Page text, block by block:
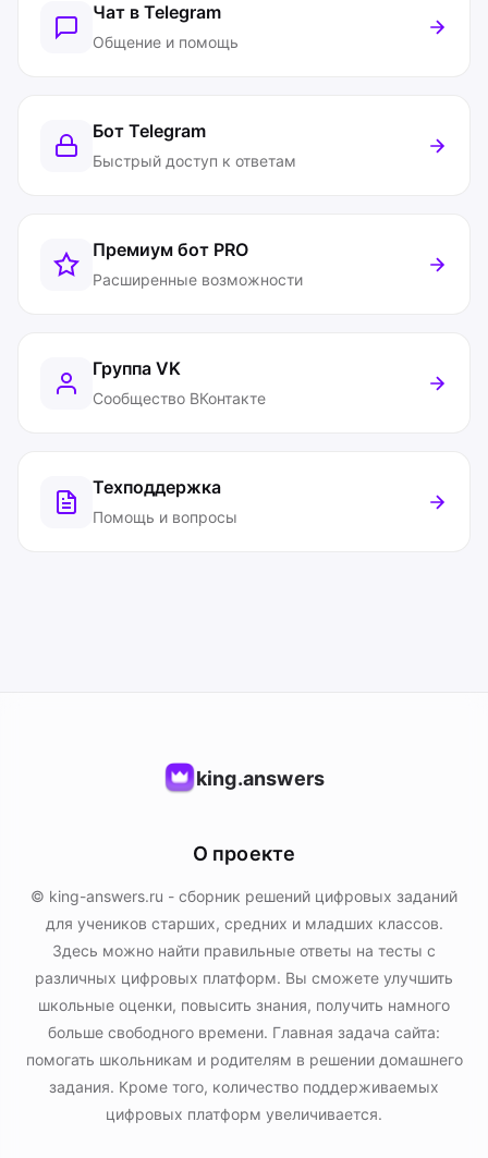
Чат в Telegram
Общение и помощь
Бот Telegram
Быстрый доступ к ответам
Премиум бот PRO
Расширенные возможности
Группа VK
Сообщество ВКонтакте
Техподдержка
Помощь и вопросы
king.answers
О проекте
© king-answers.ru - сборник решений цифровых заданий
для учеников старших, средних и младших классов.
Здесь можно найти правильные ответы на тесты с
различных цифровых платформ. Вы сможете улучшить
школьные оценки, повысить знания, получить намного
больше свободного времени. Главная задача сайта:
помогать школьникам и родителям в решении домашнего
задания. Кроме того, количество поддерживаемых
цифровых платформ увеличивается.